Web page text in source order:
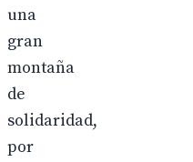
una
gran
montaña
de
solidaridad,
por